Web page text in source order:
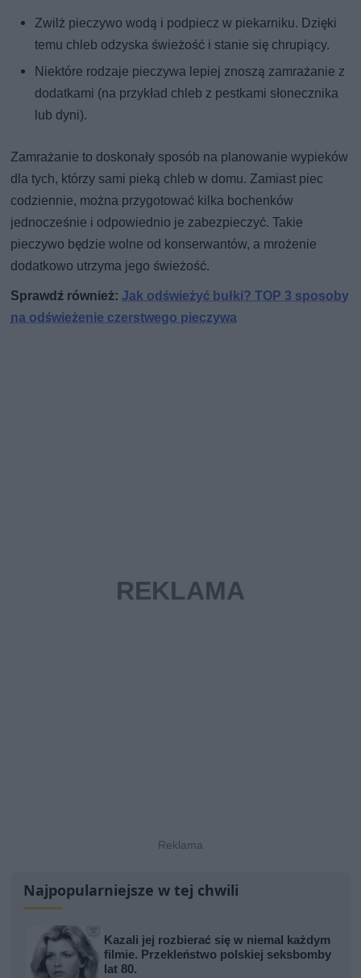
Zwilż pieczywo wodą i podpiecz w piekarniku. Dzięki
temu chleb odzyska świeżość i stanie się chrupiący.
Niektóre rodzaje pieczywa lepiej znoszą zamrażanie z
dodatkami (na przykład chleb z pestkami słonecznika
lub dyni).
Zamrażanie to doskonały sposób na planowanie wypieków
dla tych, którzy sami pieką chleb w domu. Zamiast piec
codziennie, można przygotować kilka bochenków
jednocześnie i odpowiednio je zabezpieczyć. Takie
pieczywo będzie wolne od konserwantów, a mrożenie
dodatkowo utrzyma jego świeżość.
Sprawdź również:Jak odświeżyć bułki? TOP 3 sposoby
na odświeżenie czerstwego pieczywa
Najpopularniejsze w tej chwili
Kazali jej rozbierać się w niemal każdym
filmie. Przekleństwo polskiej seksbomby
lat 80.